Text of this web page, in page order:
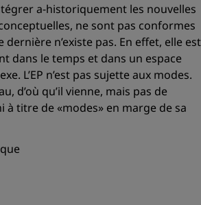
a-historiquement les nouvelles
ne sont pas conformes
dernière n’existe pas. En effet, elle est
dans le temps et dans un espace
L’EP n’est pas sujette aux modes.
d’où qu’il vienne, mais pas de
à titre de «modes» en marge de sa